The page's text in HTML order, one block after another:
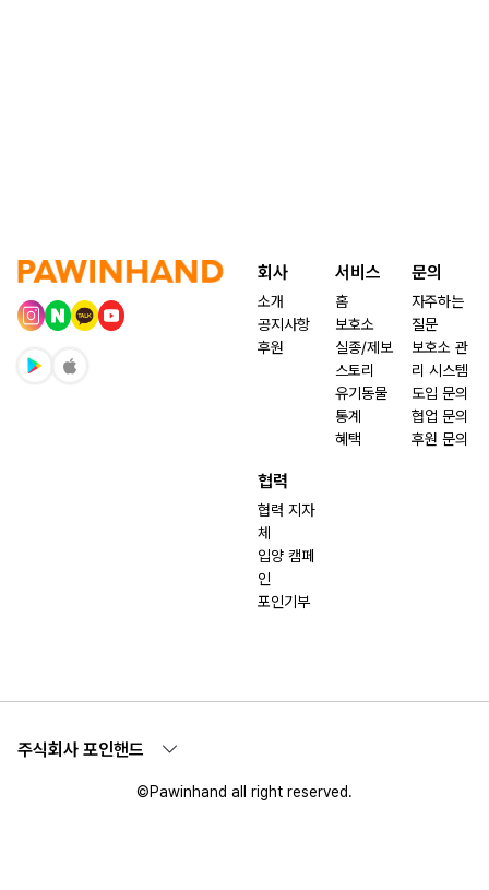
회사
소개
공지사항
후원
서비스
홈
보호소
실종/제보
스토리
유기동물
통계
혜택
문의
자주하는
질문
보호소 관
리 시스템
도입 문의
협업 문의
후원 문의
협력
협력 지자
체
입양 캠페
인
포인기부
주식회사 포인핸드
©Pawinhand all right reserved.